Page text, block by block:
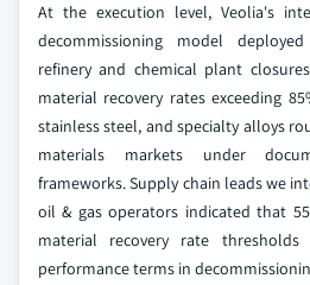
At the execution level, Veolia's
decommissioning model
refinery and chemical plant
material recovery rates exceeding
stainless steel, and specialty alloys
materials markets under
frameworks. Supply chain leads we
oil & gas operators indicated that
material recovery rate thresholds
performance terms in